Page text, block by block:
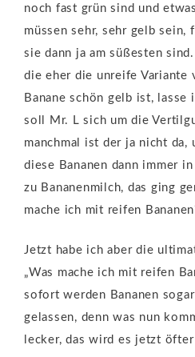
noch fast grün sind und
müssen sehr, sehr gelb sein,
sie dann ja am süßesten
die eher die unreife Variante
Banane schön gelb ist,
soll Mr. L sich um die
manchmal ist der ja nicht da,
diese Bananen dann immer
zu Bananenmilch, das ging
mache ich mit reifen
Jetzt habe ich aber die
„Was mache ich mit reifen
sofort werden Bananen
gelassen, denn was nun
lecker, das wird es jetzt